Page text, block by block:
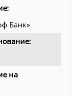
Банк»
на